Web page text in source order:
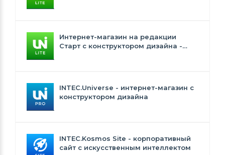
Интернет-магазин на редакции
Старт с конструктором дизайна -
INTEC.Universe - интернет-магазин с
конструктором дизайна
INTEC.Kosmos Site - корпоративный
сайт с искусственным интеллектом